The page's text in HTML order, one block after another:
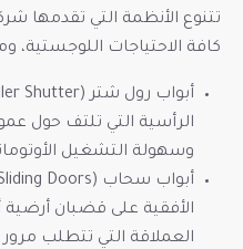
تتنوع الأنظمة التي تقدمها
كافة الاحتياجات اللوجستية،
الرأسية التي تلتف حول
وسهولة التشغيل
الأفقية على قضبان أرضية
العملاقة التي تتطلب